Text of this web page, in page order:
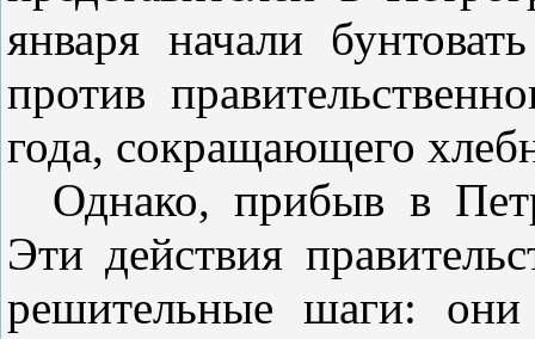
января начали
против
года, сокращающего
Однако, прибыв в
Эти действия
решительные шаги: